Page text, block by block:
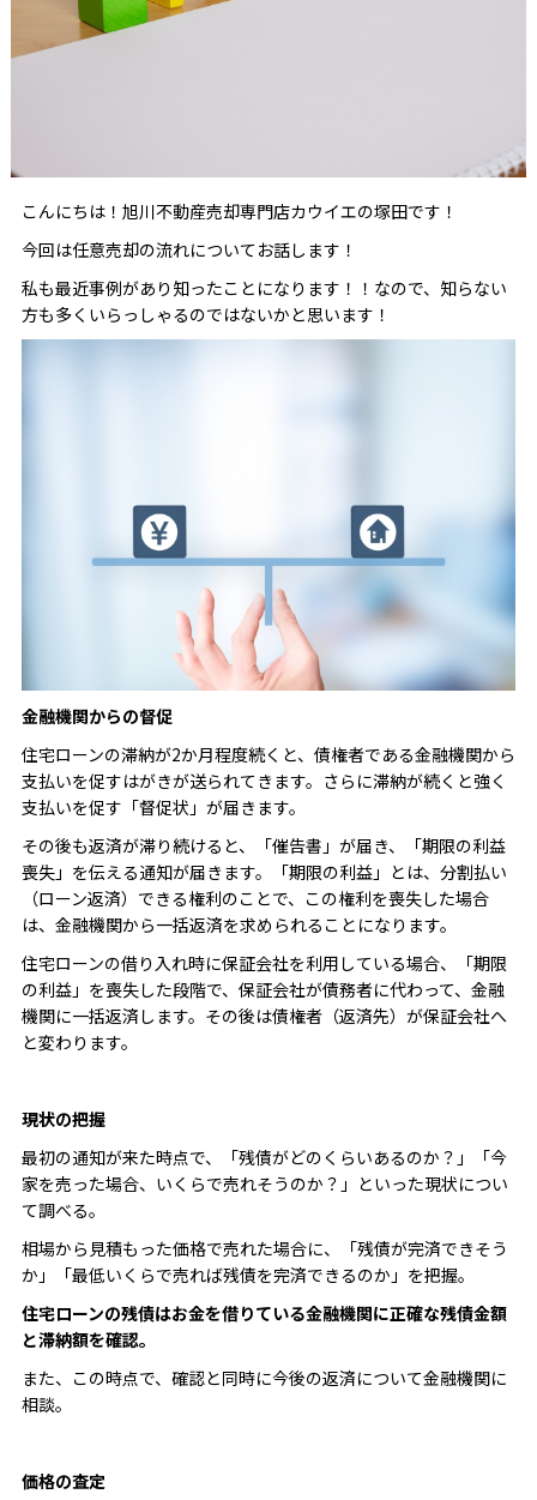
こんにちは！旭川不動産売却専門店カウイエの塚田です！
今回は任意売却の流れについてお話します！
私も最近事例があり知ったことになります！！なので、知らない
方も多くいらっしゃるのではないかと思います！
金融機関からの督促
住宅ローンの滞納が2か月程度続くと、債権者である金融機関から
支払いを促すはがきが送られてきます。さらに滞納が続くと強く
支払いを促す「督促状」が届きます。
その後も返済が滞り続けると、「催告書」が届き、「期限の利益
喪失」を伝える通知が届きます。「期限の利益」とは、分割払い
（ローン返済）できる権利のことで、この権利を喪失した場合
は、金融機関から一括返済を求められることになります。
住宅ローンの借り入れ時に保証会社を利用している場合、「期限
の利益」を喪失した段階で、保証会社が債務者に代わって、金融
機関に一括返済します。その後は債権者（返済先）が保証会社へ
と変わります。
現状の把握
最初の通知が来た時点で、「残債がどのくらいあるのか？」「今
家を売った場合、いくらで売れそうのか？」といった現状につい
て調べる。
相場から見積もった価格で売れた場合に、「残債が完済できそう
か」「最低いくらで売れば残債を完済できるのか」を把握。
住宅ローンの残債はお金を借りている金融機関に正確な残債金額
と滞納額を確認。
また、この時点で、確認と同時に今後の返済について金融機関に
相談。
価格の査定